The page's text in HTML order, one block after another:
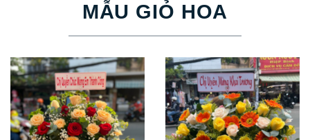
MẪU GIỎ HOA